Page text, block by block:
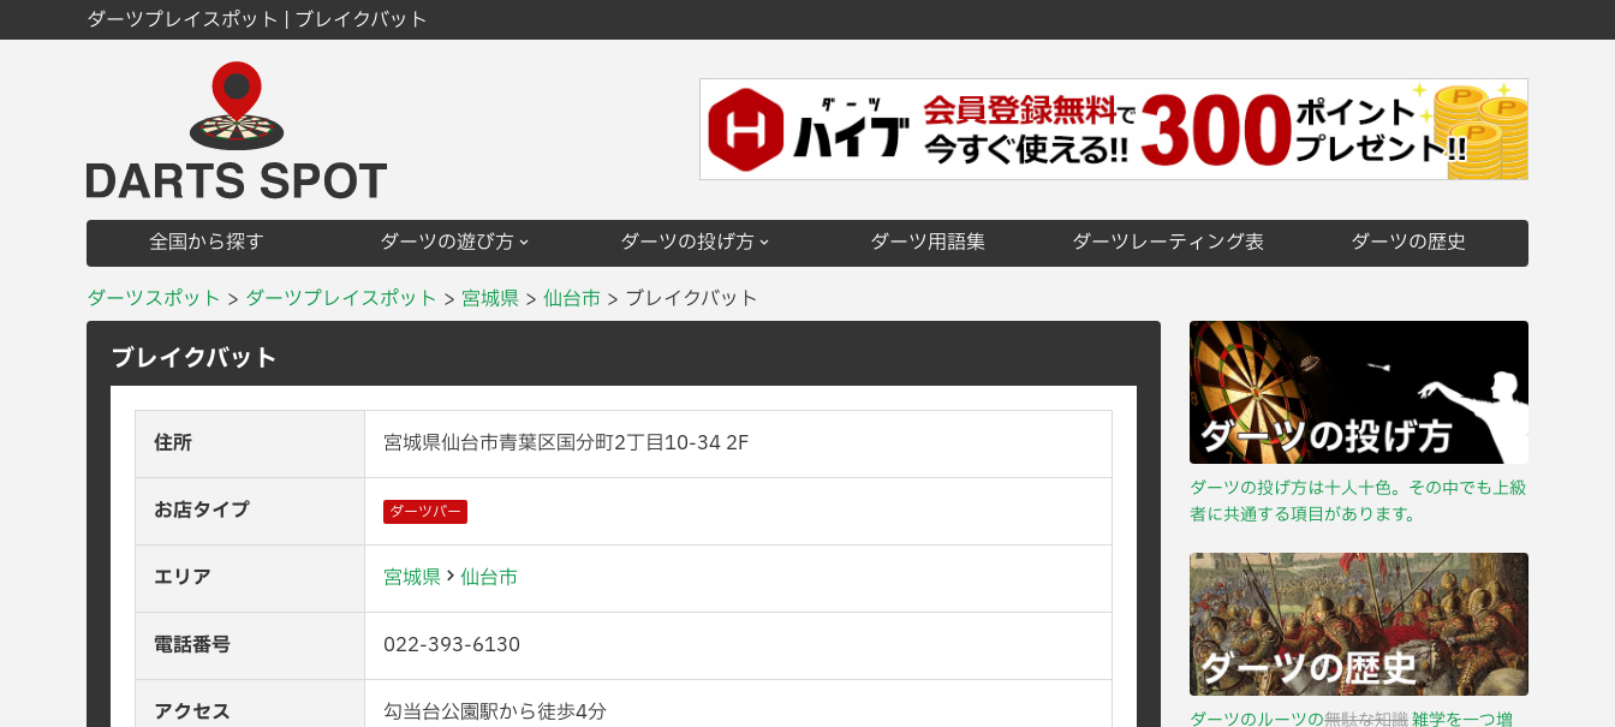
ダーツプレイスポット | ブレイクバット
全国から探す ダーツの遊び方 ダーツの投げ方 ダーツ用語集 ダーツレーティング表
ダーツの歴史
ダーツスポット
ダーツプレイスポット 宮城県 仙台市 ブレイクバット
ブレイクバット
住所 宮城県仙台市青葉区国分町2丁目10-34 2F
お店タイプ ダーツバー
エリア 宮城県 仙台市
電話番号 022-393-6130
アクセス 勾当台公園駅から徒歩4分
ダーツの投げ方は十人十色。その中でも上級
者に共通する項目があります。
ダーツのルーツの無駄な知識雑学を一つ増